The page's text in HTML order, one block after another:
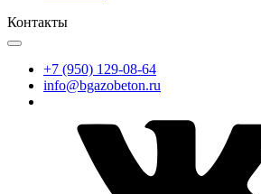
Контакты
+7 (950) 129-08-64
info@bgazobeton.ru